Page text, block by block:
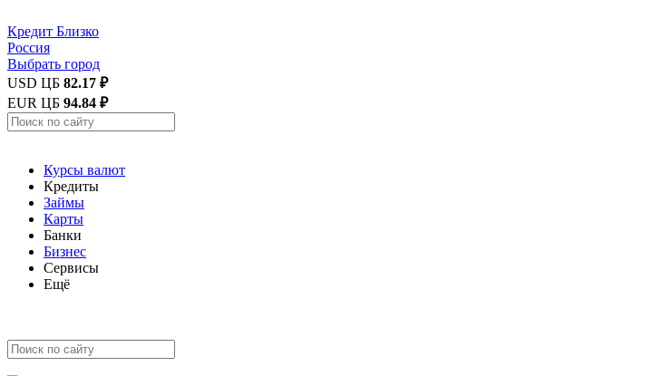
Кредит Близко
Россия
Выбрать город
USD ЦБ 82.17 ₽
EUR ЦБ 94.84 ₽
Курсы валют
Кредиты
Займы
Карты
Банки
Бизнес
Сервисы
Ещё